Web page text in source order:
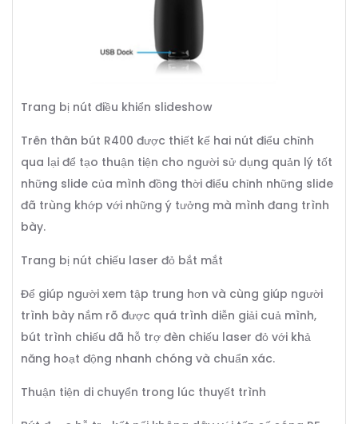
Trang bị nút điều khiển slideshow
Trên thân bút R400 được thiết kế hai nút điểu chỉnh
qua lại để tạo thuận tiện cho người sử dụng quản lý tốt
những slide của mình đồng thời điểu chỉnh những slide
đã trùng khớp với những ý tưởng mà mình đang trình
bày.
Trang bị nút chiếu laser đỏ bắt mắt
Để giúp người xem tập trung hơn và cùng giúp người
trình bày nắm rõ được quá trình diễn giải cuả mình,
bút trình chiếu đã hỗ trợ đèn chiếu laser đỏ với khả
năng hoạt động nhanh chóng và chuẩn xác.
Thuận tiện di chuyển trong lúc thuyết trình